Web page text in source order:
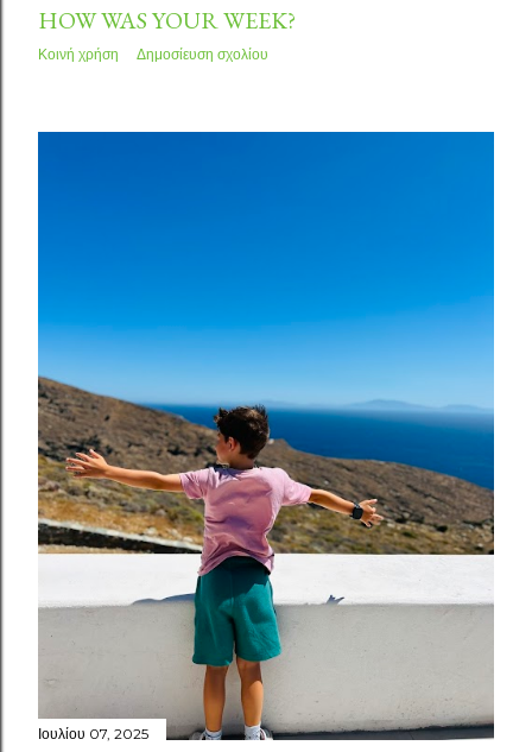
HOW WAS YOUR WEEK?
Κοινή χρήση Δημοσίευση σχολίου
Ιουλίου 07, 2025